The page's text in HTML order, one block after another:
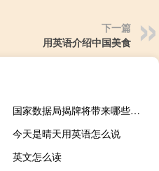
下一篇
用英语介绍中国美食
国家数据局揭牌将带来哪些变化？ 到底什么情况呢
今天是晴天用英语怎么说
英文怎么读